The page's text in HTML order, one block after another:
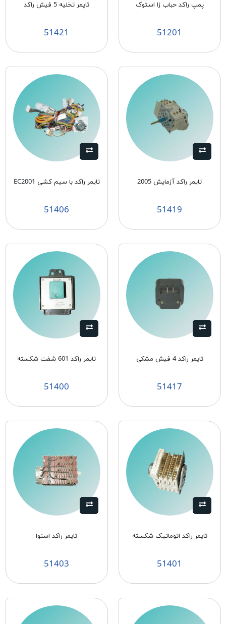
پمپ راکد حباب زا استوک
51201
تايمر تخليه 5 فيش راكد
51421
تايمر راكد آزمايش 2005
51419
تايمر راكد با سيم كشی EC2001
51406
تایمر راکد 4 فیش مشکی
51417
تایمر راکد 601 شفت شکسته
51400
تایمر راکد اتوماتیک شکسته
51401
تایمر راکد اسنوا
51403